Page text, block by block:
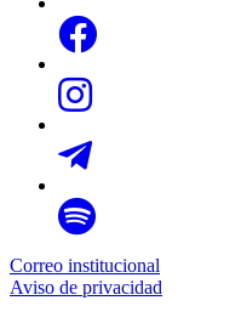
Correo institucional
Aviso de privacidad